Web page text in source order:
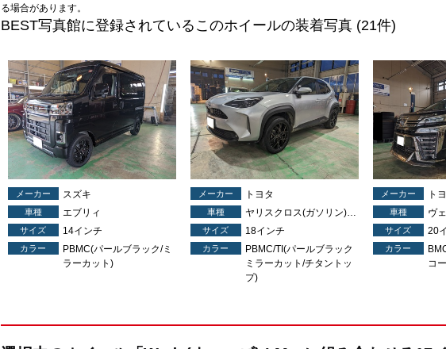
る場合があります。
BEST写真館に登録されているこのホイールの装着写真(21件)
メーカー スズキ
車種 エブリィ
サイズ 14インチ
カラー
PBMC(パールブラック/ミ
ラーカット)
メーカー トヨタ
車種 ヤリスクロス(ガソリン)(ハイブリッド)
サイズ 18インチ
カラー
PBMC/TI(パールブラック
ミラーカット/チタントッ
プ)
メーカー ト
車種 ヴ
サイズ 20
カラー
コ